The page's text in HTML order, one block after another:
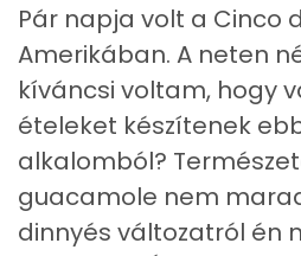
Összesen
Telített zsírsav
Egyszeresen telítetlen
Többszörösen
Pár napja volt a Cinco
Amerikában. A neten
kíváncsi voltam, hogy
ételeket készítenek
alkalomból?
guacamole nem
dinnyés változatról én